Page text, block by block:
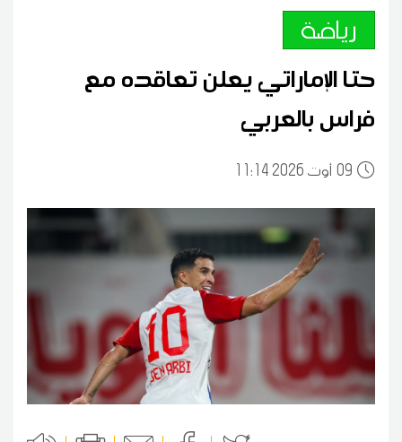
رياضة
حتا الإماراتي يعلن تعاقده مع
فراس بالعربي
0911:14 2026 أوت